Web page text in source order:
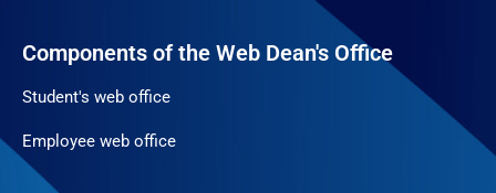
Components of the Web Dean's Office
Student's web office
Employee web office